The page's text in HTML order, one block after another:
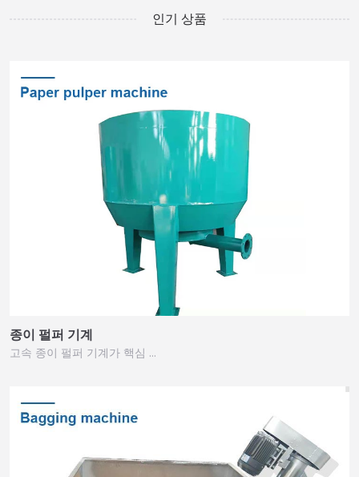
인기 상품
종이 펄퍼 기계
고속 종이 펄퍼 기계가 핵심 …